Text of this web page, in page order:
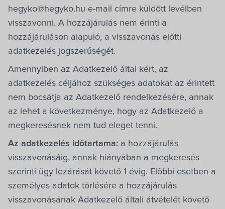
hegyko@hegyko.hu e-mail címre küldött levélben
visszavonni. A hozzájárulás nem érinti a
hozzájáruláson alapuló, a visszavonás előtti
adatkezelés jogszerűségét.
Amennyiben az Adatkezelő által kért, az
adatkezelés céljához szükséges adatokat az érintett
nem bocsátja az Adatkezelő rendelkezésére, annak
az lehet a következménye, hogy az Adatkezelő a
megkeresésnek nem tud eleget tenni.
Az adatkezelés időtartama: a hozzájárulás
visszavonásáig, annak hiányában a megkeresés
szerinti ügy lezárását követő 1 évig. Előbbi esetben a
személyes adatok törlésére a hozzájárulás
visszavonásának Adatkezelő általi átvételét követő